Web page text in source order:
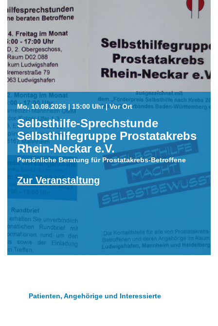
Mo, 10.08.2026 | 15:00 Uhr | Vor Ort
Selbsthilfe-Sprechstunde
Selbsthilfegruppe Prostatakrebs
Rhein-Neckar e.V.
Persönliche Beratung für Prostatakrebs-Betroffene
Zur Veranstaltung
Patienten, Angehörige und Interessierte